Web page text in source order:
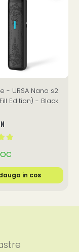
- URSA Nano s2
Edition) - Black
in cos